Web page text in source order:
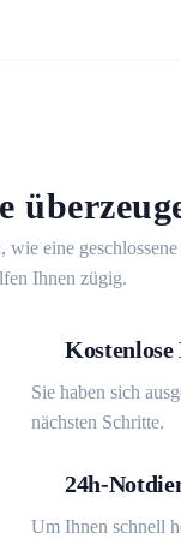
wie eine
Ihnen zügig.
Sie haben sich
nächsten Schritte.
24h-
Um Ihnen schnell